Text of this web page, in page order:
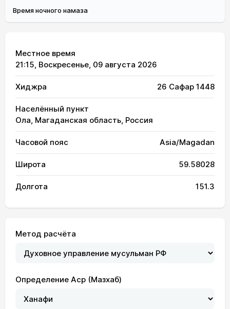
Время ночного намаза
Местное время
21:15, Воскресенье, 09 августа 2026
Хиджра 26 Сафар 1448
Населённый пункт
Ола, Магаданская область, Россия
Часовой пояс Asia/Magadan
Широта 59.58028
Долгота 151.3
Метод расчёта
Определение Аср (Мазхаб)
01, Сб 02:42 04:37 13:01